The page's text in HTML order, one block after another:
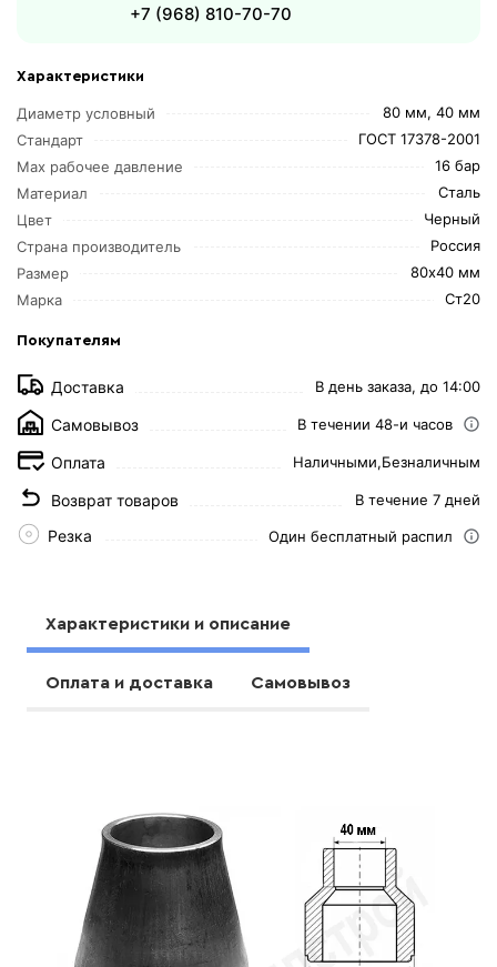
Характеристики
Диаметр условный
80 мм, 40 мм
Стандарт
ГОСТ 17378-2001
Max рабочее давление
16 бар
Материал
Сталь
Цвет
Черный
Страна производитель
Россия
Размер
80х40 мм
Марка
Ст20
Покупателям
Доставка В день заказа, до 14:00
Самовывоз В течении 48-и часов
Оплата Наличными,Безналичным
Возврат товаров В течение 7 дней
Резка Один бесплатный распил
+7 (968) 810-70-70
Характеристики и описание
Оплата и доставка Самовывоз